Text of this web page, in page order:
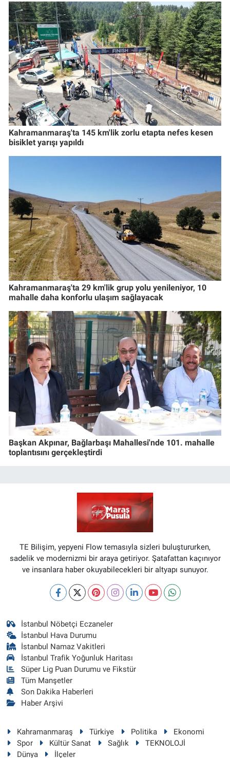
Kahramanmaraş'ta 145 km'lik zorlu etapta nefes kesen
bisiklet yarışı yapıldı
Kahramanmaraş'ta 29 km'lik grup yolu yenileniyor, 10
mahalle daha konforlu ulaşım sağlayacak
Başkan Akpınar, Bağlarbaşı Mahallesi'nde 101. mahalle
toplantısını gerçekleştirdi
TE Bilişim, yepyeni Flow temasıyla sizleri buluştururken,
sadelik ve modernizmi bir araya getiriyor. Şatafattan kaçınıyor
ve insanlara haber okuyabilecekleri bir altyapı sunuyor.
İstanbul Nöbetçi Eczaneler
İstanbul Hava Durumu
İstanbul Namaz Vakitleri
İstanbul Trafik Yoğunluk Haritası
Süper Lig Puan Durumu ve Fikstür
Tüm Manşetler
Son Dakika Haberleri
Haber Arşivi
Kahramanmaraş Türkiye Politika
Ekonomi
Spor
Kültür Sanat Sağlık
TEKNOLOJİ
Dünya
İlçeler